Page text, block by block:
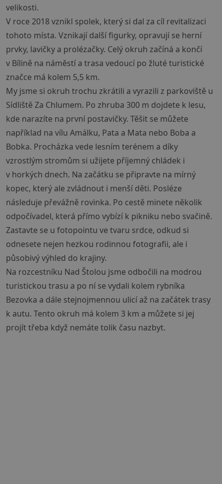
velikosti.
V roce 2018 vznikl spolek, který si dal za cíl revitalizaci
tohoto místa. Vznikají další figurky, opravují se herní
prvky, lavičky a prolézačky. Celý okruh začíná a končí
v Bílině na náměstí a trasa vedoucí po žluté turistické
značce má kolem 5,5 km.
My jsme si okruh trochu zkrátili a vyrazili z parkoviště u
Sídliště Za Chlumem. Po zhruba 300 m dojdete k lesu,
kde narazíte na první postavičky. Těšit se můžete
například na vílu Amálku, Pata a Mata nebo Boba a
Bobka. Procházka vede lesním terénem a díky
vzrostlým stromům si užijete příjemný chládek i
v horkých dnech. Na začátku se připravte na mírný
kopec, který ale zvládnout i menší děti. Posléze
následuje převážně rovinka. Po cestě minete několik
odpočívadel, která přímo vybízí k pikniku nebo svačině.
Zastavte se u fotopointu ve tvaru srdce, odkud si
odnesete nejen hezkou rodinnou fotografii, ale i
působivý výhled do krajiny.
Na rozcestníku Nad Štolou jsme odbočili na modrou
turistickou trasu a po ní se vydali kolem rybníka
Bezovka a dále stejnojmennou ulicí až na začátek trasy
k autu. Tento okruh má kolem 3 km a můžete si jej
projít třeba když nemáte tolik času nazbyt.